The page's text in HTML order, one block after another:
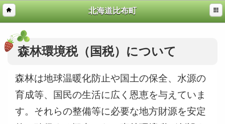
北海道比布町
森林環境税（国税）について
森林は地球温暖化防止や国土の保全、水源の
育成等、国民の生活に広く恩恵を与えていま
す。それらの整備等に必要な地方財源を安定